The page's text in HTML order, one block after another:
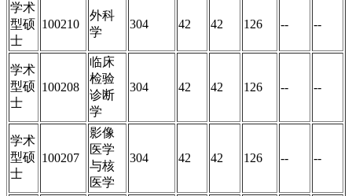
学术
型硕
士
100210
外科
学
304 42 42 126 -- --
学术
型硕
士
100208
临床
检验
诊断
学
304 42 42 126 -- --
学术
型硕
士
100207
影像
医学
与核
医学
304 42 42 126 -- --